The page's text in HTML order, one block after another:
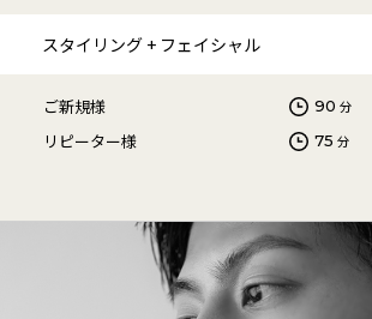
スタイリング + フェイシャル
ご新規様 90 分
リピーター様 75 分